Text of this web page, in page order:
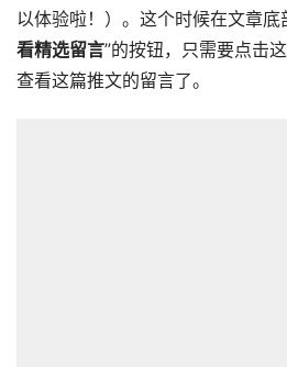
以体验啦！）。这个时候在文章底
看精选留言”的按钮，只需要点击
查看这篇推文的留言了。